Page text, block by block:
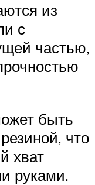
из
с
частью,
быть
что
хват
руками.